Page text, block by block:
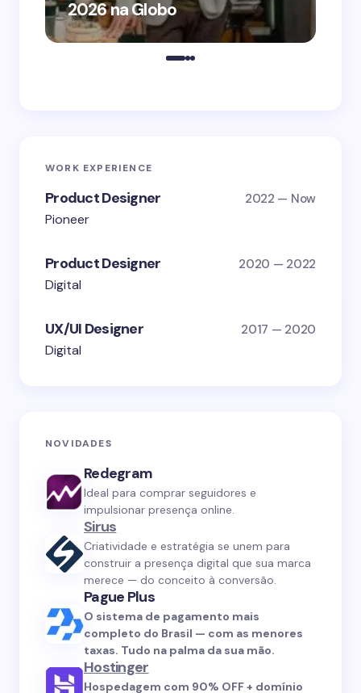
2026 na Globo
WORK EXPERIENCE
Product Designer 2022 — Now
Pioneer
Product Designer 2020 — 2022
Digital
UX/UI Designer 2017 — 2020
Digital
NOVIDADES
Redegram
Ideal para comprar seguidores e
impulsionar presença online.
Sirus
Criatividade e estratégia se unem para
construir a presença digital que sua marca
merece — do conceito à conversão.
Pague Plus
O sistema de pagamento mais
completo do Brasil — com as menores
taxas. Tudo na palma da sua mão.
Hostinger
Hospedagem com 90% OFF + domínio